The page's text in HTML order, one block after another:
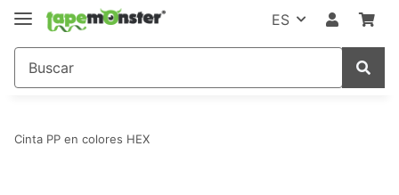
ES
Cinta PP en colores HEX